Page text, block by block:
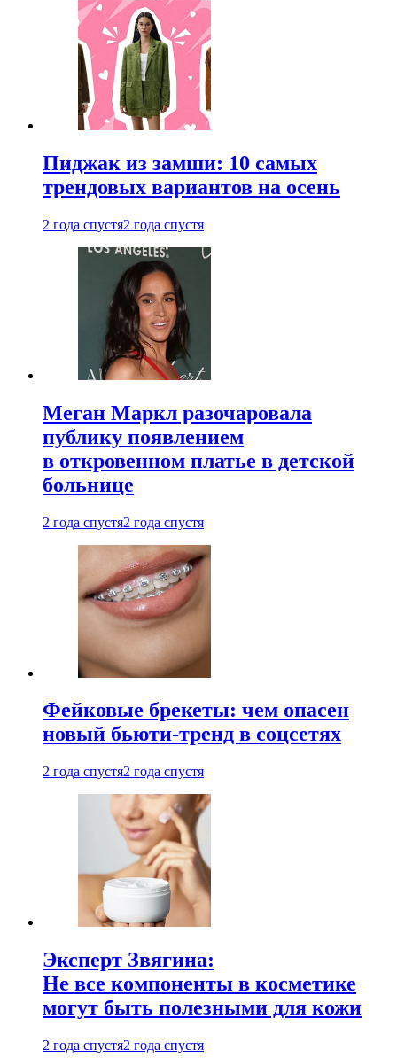
Пиджак из замши: 10 самых
трендовых вариантов на осень
2 года спустя2 года спустя
Меган Маркл разочаровала
публику появлением
в откровенном платье в детской
больнице
2 года спустя2 года спустя
Фейковые брекеты: чем опасен
новый бьюти-тренд в соцсетях
2 года спустя2 года спустя
Эксперт Звягина:
Не все компоненты в косметике
могут быть полезными для кожи
2 года спустя2 года спустя